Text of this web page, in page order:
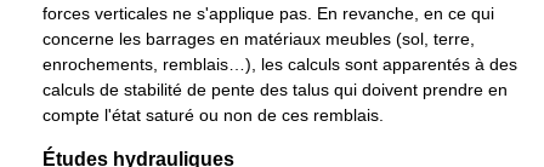
forces verticales ne s'applique pas. En revanche, en ce qui
concerne les barrages en matériaux meubles (sol, terre,
enrochements, remblais…), les calculs sont apparentés à des
calculs de stabilité de pente des talus qui doivent prendre en
compte l'état saturé ou non de ces remblais.
Études hydrauliques